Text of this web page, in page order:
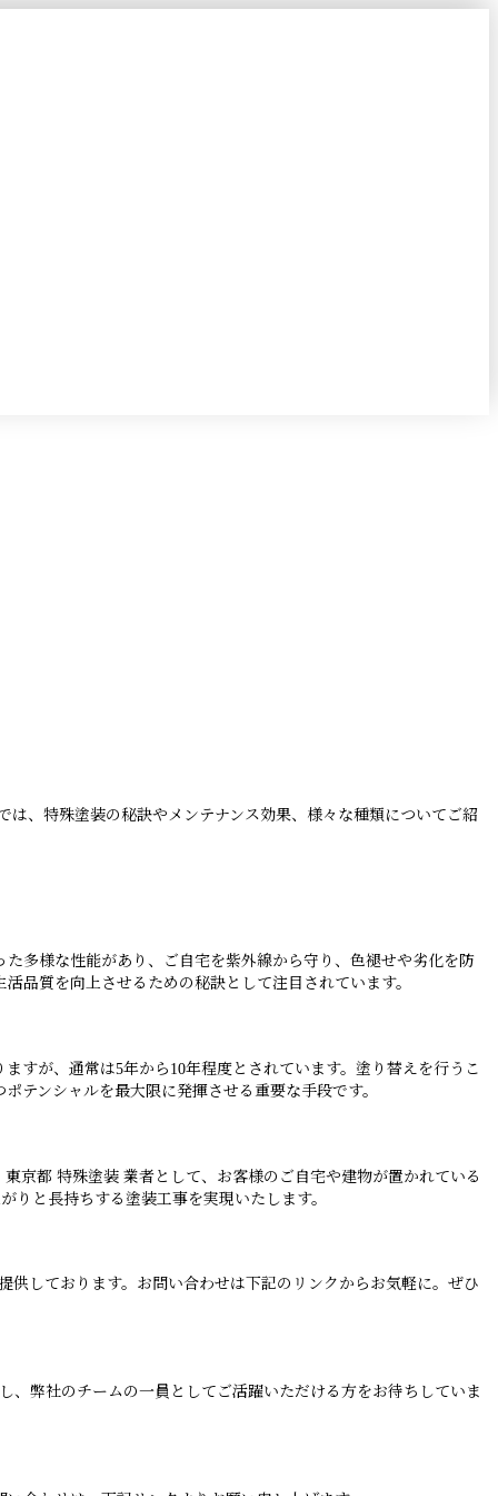
、特殊塗装の秘訣やメンテナンス効果、様々な種類についてご紹
多様な性能があり、ご自宅を紫外線から守り、色褪せや劣化を防
品質を向上させるための秘訣として注目されています。
すが、通常は5年から10年程度とされています。塗り替えを行うこ
テンシャルを最大限に発揮させる重要な手段です。
京都 特殊塗装 業者として、お客様のご自宅や建物が置かれている
と長持ちする塗装工事を実現いたします。
しております。お問い合わせは下記のリンクからお気軽に。ぜひ
、弊社のチームの一員としてご活躍いただける方をお待ちしていま